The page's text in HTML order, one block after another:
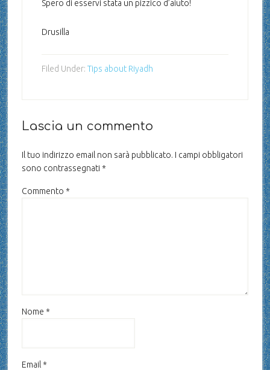
Spero di esservi stata un pizzico d’aiuto!
Drusilla
Filed Under: Tips about Riyadh
Lascia un commento
Il tuo indirizzo email non sarà pubblicato. I campi obbligatori
sono contrassegnati *
Commento *
Nome *
Email *